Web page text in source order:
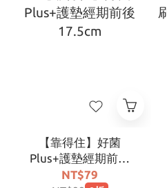
【靠得住】好菌
Plus+護墊經期前後
17.5cm
NT$79